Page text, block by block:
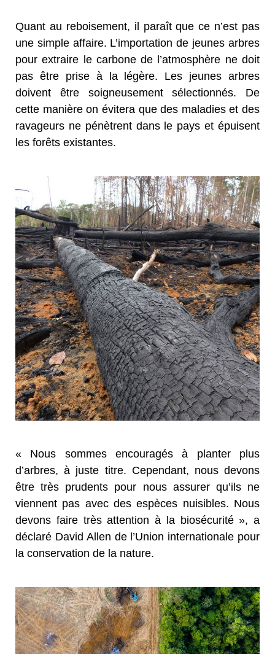
Quant au reboisement, il paraît que ce n’est pas
une simple affaire. L’importation de jeunes arbres
pour extraire le carbone de l’atmosphère ne doit
pas être prise à la légère. Les jeunes arbres
doivent être soigneusement sélectionnés. De
cette manière on évitera que des maladies et des
ravageurs ne pénètrent dans le pays et épuisent
les forêts existantes.
« Nous sommes encouragés à planter plus
d’arbres, à juste titre. Cependant, nous devons
être très prudents pour nous assurer qu’ils ne
viennent pas avec des espèces nuisibles. Nous
devons faire très attention à la biosécurité », a
déclaré David Allen de l’Union internationale pour
la conservation de la nature.